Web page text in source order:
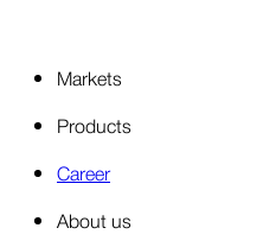
Markets
Products
Career
About us